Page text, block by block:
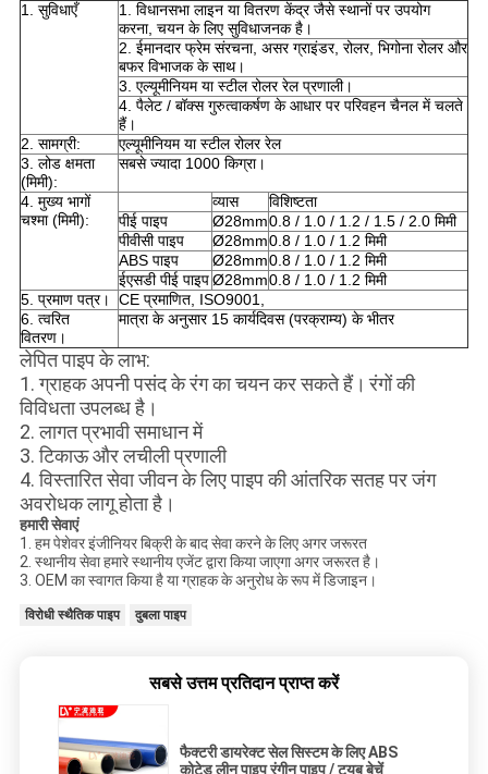
1. सुविधाएँ
1. विधानसभा लाइन या वितरण केंद्र जैसे स्थानों पर उपयोग
करना, चयन के लिए सुविधाजनक है।
2. ईमानदार फ्रेम संरचना, असर ग्राइंडर, रोलर, भिगोना रोलर और
बफर विभाजक के साथ।
3. एल्यूमीनियम या स्टील रोलर रेल प्रणाली।
4. पैलेट / बॉक्स गुरुत्वाकर्षण के आधार पर परिवहन चैनल में चलते
हैं।
2. सामग्री:
एल्यूमीनियम या स्टील रोलर रेल
3. लोड क्षमता
(मिमी):
सबसे ज्यादा 1000 किग्रा।
4. मुख्य भागों
चश्मा (मिमी):
व्यास
विशिष्टता
पीई पाइप
Ø28mm0.8 / 1.0 / 1.2 / 1.5 / 2.0 मिमी
पीवीसी पाइप
Ø28mm0.8 / 1.0 / 1.2 मिमी
ABS पाइप
Ø28mm0.8 / 1.0 / 1.2 मिमी
ईएसडी पीई पाइपØ28mm0.8 / 1.0 / 1.2 मिमी
5. प्रमाण पत्र।
CE प्रमाणित, ISO9001,
6. त्वरित
वितरण।
मात्रा के अनुसार 15 कार्यदिवस (परक्राम्य) के भीतर
लेपित पाइप के लाभ:
1. ग्राहक अपनी पसंद के रंग का चयन कर सकते हैं। रंगों की
विविधता उपलब्ध है।
2. लागत प्रभावी समाधान में
3. टिकाऊ और लचीली प्रणाली
4. विस्तारित सेवा जीवन के लिए पाइप की आंतरिक सतह पर जंग
अवरोधक लागू होता है।
हमारी सेवाएं
1. हम पेशेवर इंजीनियर बिक्री के बाद सेवा करने के लिए अगर जरूरत
2. स्थानीय सेवा हमारे स्थानीय एजेंट द्वारा किया जाएगा अगर जरूरत है।
3. OEM का स्वागत किया है या ग्राहक के अनुरोध के रूप में डिजाइन।
विरोधी स्थैतिक पाइप दुबला पाइप
सबसे उत्तम प्रतिदान प्राप्त करें
फैक्टरी डायरेक्ट सेल सिस्टम के लिए ABS
कोटेड लीन पाइप रंगीन पाइप / ट्यूब बेचें